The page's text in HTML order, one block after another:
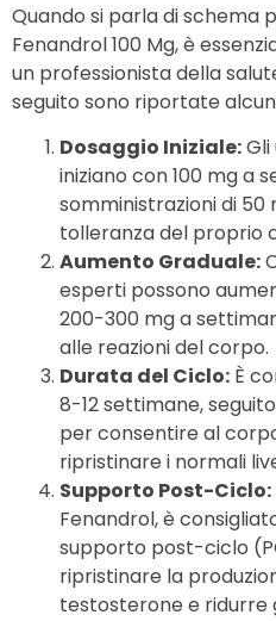
Quando si parla di schema
Fenandrol 100 Mg, è
un professionista della
seguito sono riportate
Dosaggio Iniziale:
iniziano con 100 mg a
somministrazioni di
tolleranza del proprio
Aumento Graduale:
esperti possono
200-300 mg a
alle reazioni del corpo.
Durata del Ciclo: È
8-12 settimane,
per consentire al
ripristinare i normali
Supporto Post-Ciclo:
Fenandrol, è
supporto post-ciclo
ripristinare la
testosterone e ridurre